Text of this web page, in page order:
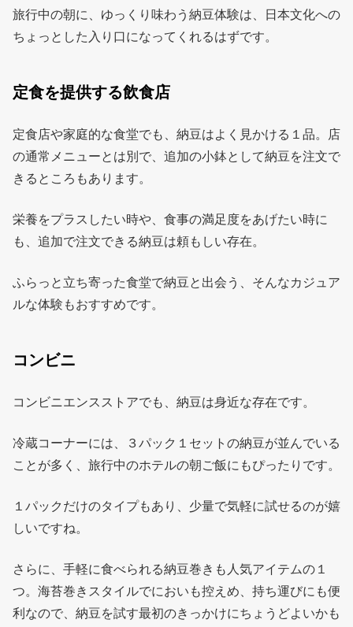
旅行中の朝に、ゆっくり味わう納豆体験は、日本文化への
ちょっとした入り口になってくれるはずです。
定食を提供する飲食店
定食店や家庭的な食堂でも、納豆はよく見かける１品。店
の通常メニューとは別で、追加の小鉢として納豆を注文で
きるところもあります。
栄養をプラスしたい時や、食事の満足度をあげたい時に
も、追加で注文できる納豆は頼もしい存在。
ふらっと立ち寄った食堂で納豆と出会う、そんなカジュア
ルな体験もおすすめです。
コンビニ
コンビニエンスストアでも、納豆は身近な存在です。
冷蔵コーナーには、３パック１セットの納豆が並んでいる
ことが多く、旅行中のホテルの朝ご飯にもぴったりです。
１パックだけのタイプもあり、少量で気軽に試せるのが嬉
しいですね。
さらに、手軽に食べられる納豆巻きも人気アイテムの１
つ。海苔巻きスタイルでにおいも控えめ、持ち運びにも便
利なので、納豆を試す最初のきっかけにちょうどよいかも